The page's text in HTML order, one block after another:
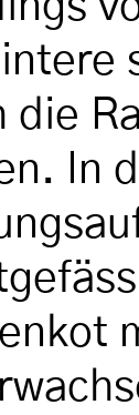
die
In